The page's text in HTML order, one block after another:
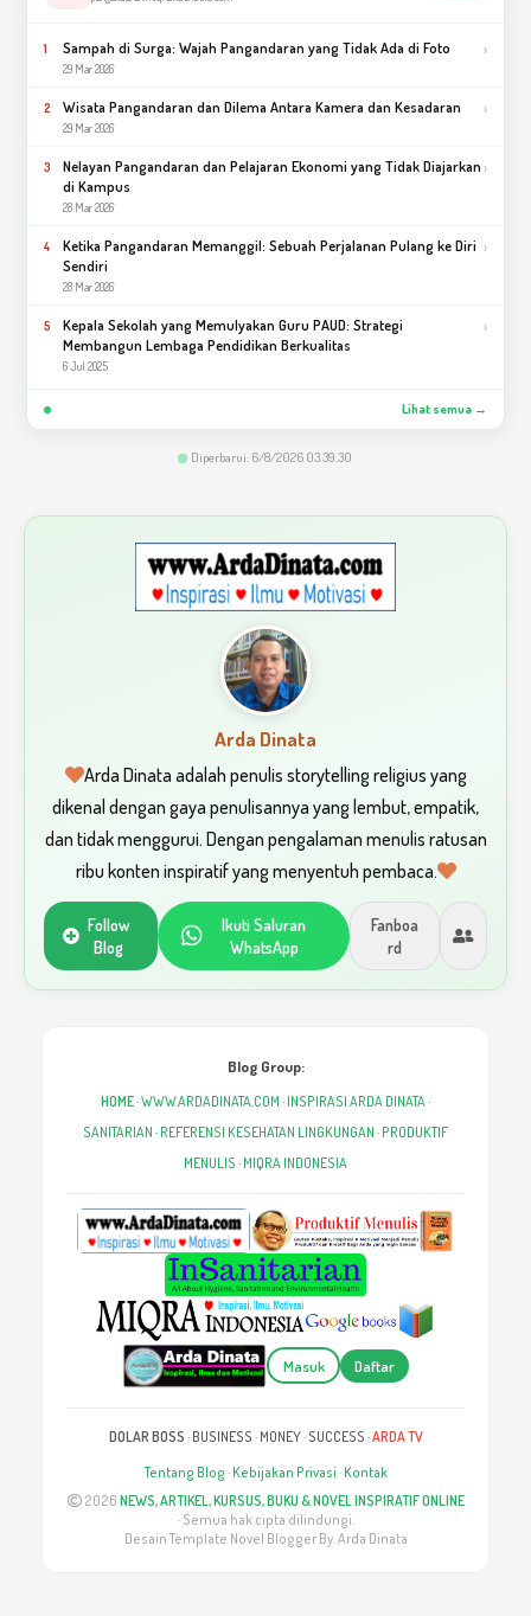
1 Sampah di Surga: Wajah Pangandaran yang Tidak Ada di Foto
29 Mar 2026
›
2 Wisata Pangandaran dan Dilema Antara Kamera dan Kesadaran
29 Mar 2026
›
3
Nelayan Pangandaran dan Pelajaran Ekonomi yang Tidak Diajarkan
di Kampus
28 Mar 2026
›
4
Ketika Pangandaran Memanggil: Sebuah Perjalanan Pulang ke Diri
Sendiri
28 Mar 2026
›
5
Kepala Sekolah yang Memulyakan Guru PAUD: Strategi
Membangun Lembaga Pendidikan Berkualitas
6 Jul 2025
›
Lihat semua →
Diperbarui: 6/8/2026 03.39.30
Arda Dinata
Arda Dinata adalah penulis storytelling religius yang
dikenal dengan gaya penulisannya yang lembut, empatik,
dan tidak menggurui. Dengan pengalaman menulis ratusan
ribu konten inspiratif yang menyentuh pembaca.
Follow
Blog
Ikuti Saluran
WhatsApp
Fanboa
rd
Blog Group:
HOME·WWW.ARDADINATA.COM · INSPIRASI ARDA DINATA ·
SANITARIAN · REFERENSI KESEHATAN LINGKUNGAN · PRODUKTIF
MENULIS · MIQRA INDONESIA
Masuk Daftar
DOLAR BOSS · BUSINESS · MONEY· SUCCESS ·ARDA TV
Tentang Blog · Kebijakan Privasi · Kontak
2026 NEWS, ARTIKEL, KURSUS, BUKU & NOVEL INSPIRATIF ONLINE
· Semua hak cipta dilindungi.
Desain Template Novel Blogger By. Arda Dinata